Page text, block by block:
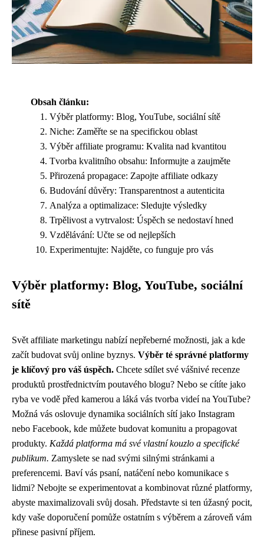
Obsah článku:
Výběr platformy: Blog, YouTube, sociální sítě
Niche: Zaměřte se na specifickou oblast
Výběr affiliate programu: Kvalita nad kvantitou
Tvorba kvalitního obsahu: Informujte a zaujměte
Přirozená propagace: Zapojte affiliate odkazy
Budování důvěry: Transparentnost a autenticita
Analýza a optimalizace: Sledujte výsledky
Trpělivost a vytrvalost: Úspěch se nedostaví hned
Vzdělávání: Učte se od nejlepších
Experimentujte: Najděte, co funguje pro vás
Výběr platformy: Blog, YouTube, sociální
sítě
Svět affiliate marketingu nabízí nepřeberné možnosti, jak a kde
začít budovat svůj online byznys. Výběr té správné platformy
je klíčový pro váš úspěch. Chcete sdílet své vášnivé recenze
produktů prostřednictvím poutavého blogu? Nebo se cítíte jako
ryba ve vodě před kamerou a láká vás tvorba videí na YouTube?
Možná vás oslovuje dynamika sociálních sítí jako Instagram
nebo Facebook, kde můžete budovat komunitu a propagovat
produkty. Každá platforma má své vlastní kouzlo a specifické
publikum. Zamyslete se nad svými silnými stránkami a
preferencemi. Baví vás psaní, natáčení nebo komunikace s
lidmi? Nebojte se experimentovat a kombinovat různé platformy,
abyste maximalizovali svůj dosah. Představte si ten úžasný pocit,
kdy vaše doporučení pomůže ostatním s výběrem a zároveň vám
přinese pasivní příjem.